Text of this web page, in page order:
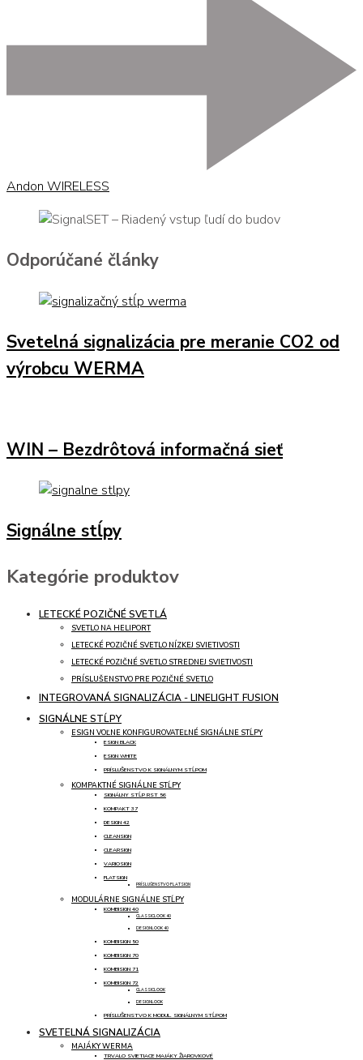
Andon WIRELESS
Odporúčané články
Svetelná signalizácia pre meranie CO2 od
výrobcu WERMA
WIN – Bezdrôtová informačná sieť
Signálne stĺpy
Kategórie produktov
LETECKÉ POZIČNÉ SVETLÁ
SVETLO NA HELIPORT
LETECKÉ POZIČNÉ SVETLO NÍZKEJ SVIETIVOSTI
LETECKÉ POZIČNÉ SVETLO STREDNEJ SVIETIVOSTI
PRÍSLUŠENSTVO PRE POZIČNÉ SVETLO
INTEGROVANÁ SIGNALIZÁCIA - LINELIGHT FUSION
SIGNÁLNE STĹPY
ESIGN VOĽNE KONFIGUROVATEĽNÉ SIGNÁLNE STĹPY
ESIGN BLACK
ESIGN WHITE
PRÍSLUŠENSTVO K SIGNÁLNYM STĹPOM
KOMPAKTNÉ SIGNÁLNE STĹPY
SIGNÁLNY STĹP RST 56
KOMPAKT 37
DESIGN 42
CLEANSIGN
CLEARSIGN
VARIOSIGN
FLATSIGN
PRÍSLUŠENSTVO FLATSIGN
MODULÁRNE SIGNÁLNE STĹPY
KOMBISIGN 40
CLASSICLOOK 40
DESIGNLOOK 40
KOMBISIGN 50
KOMBISIGN 70
KOMBISIGN 71
KOMBISIGN 72
CLASSICLOOK
DESIGNLOOK
PRÍSLUŠENSTVO K MODUL. SIGNÁLNYM STĹPOM
SVETELNÁ SIGNALIZÁCIA
MAJÁKY WERMA
TRVALO SVIETIACE MAJÁKY ŽIAROVKOVÉ